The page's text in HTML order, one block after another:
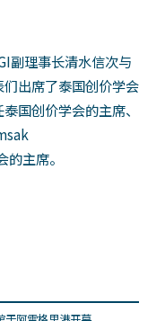
副理事长清水信次与
出席了泰国创价学会
国创价学会的主席、
主席。